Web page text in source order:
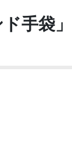
手袋」